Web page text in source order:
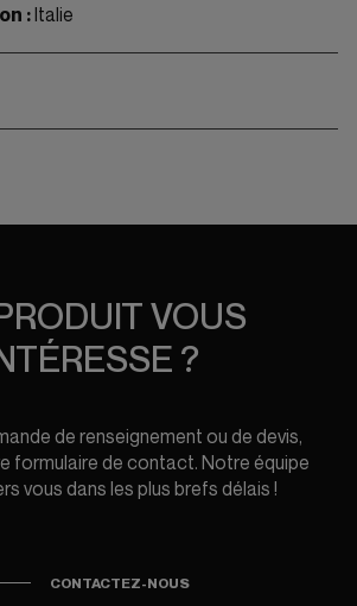
:Italie
VOUS
?
de renseignement ou de devis,
formulaire de contact. Notre équipe
vous dans les plus brefs délais !
CONTACTEZ-NOUS